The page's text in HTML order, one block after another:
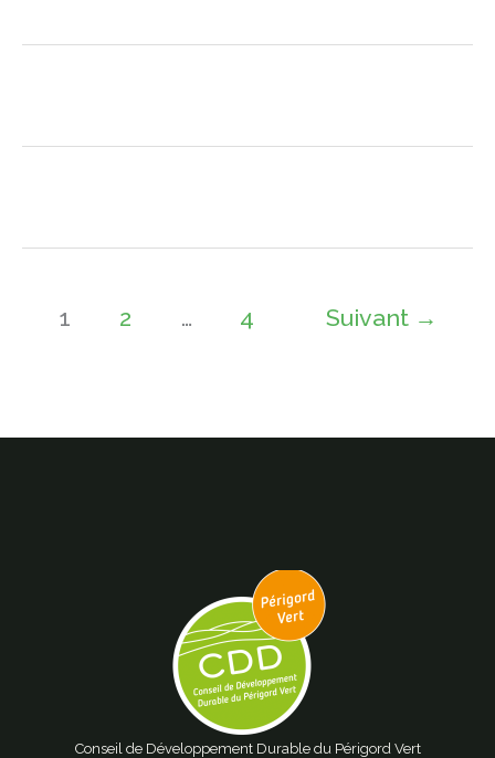
1 2 … 4 Suivant →
Conseil de Développement Durable du Périgord Vert